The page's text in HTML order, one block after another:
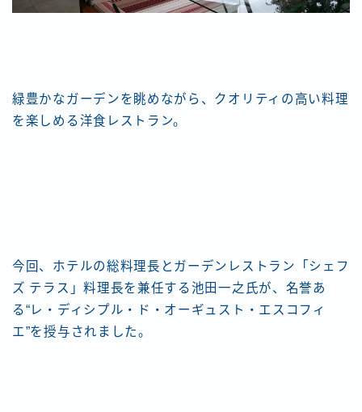
緑豊かなガーデンを眺めながら、クオリティの高い料理
を楽しめる洋食レストラン。
今回、ホテルの総料理長とガーデンレストラン「シェフ
ズ テラス」料理長を兼任する池田一之氏が、名誉あ
る“レ・ディシプル・ド・オーギュスト・エスコフィ
エ”を授与されました。